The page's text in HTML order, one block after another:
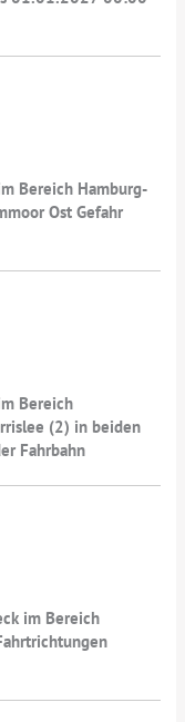
Bereich Hamburg-
Ost Gefahr
Bereich
(2) in beiden
Fahrbahn
im Bereich